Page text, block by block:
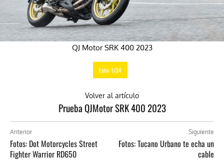
QJ Motor SRK 400 2023
Foto: 1/34
Volver al artículo
Prueba QJMotor SRK 400 2023
Anterior
Fotos: Dot Motorcycles Street
Fighter Warrior RD650
Siguiente
Fotos: Tucano Urbano te echa un
cable